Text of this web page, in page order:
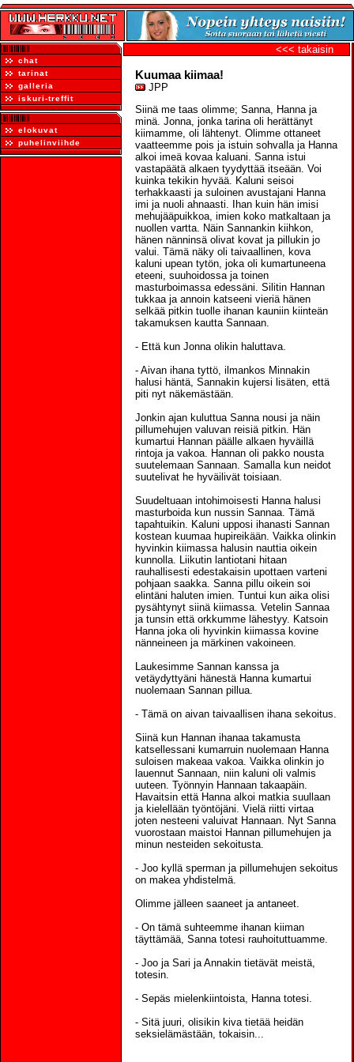
chat
tarinat
galleria
iskuri-treffit
elokuvat
puhelinviihde
<<< takaisin
Kuumaa kiimaa!
JPP
Siinä me taas olimme; Sanna, Hanna ja
minä. Jonna, jonka tarina oli herättänyt
kiimamme, oli lähtenyt. Olimme ottaneet
vaatteemme pois ja istuin sohvalla ja Hanna
alkoi imeä kovaa kaluani. Sanna istui
vastapäätä alkaen tyydyttää itseään. Voi
kuinka tekikin hyvää. Kaluni seisoi
terhakkaasti ja suloinen avustajani Hanna
imi ja nuoli ahnaasti. Ihan kuin hän imisi
mehujääpuikkoa, imien koko matkaltaan ja
nuollen vartta. Näin Sannankin kiihkon,
hänen nänninsä olivat kovat ja pillukin jo
valui. Tämä näky oli taivaallinen, kova
kaluni upean tytön, joka oli kumartuneena
eteeni, suuhoidossa ja toinen
masturboimassa edessäni. Silitin Hannan
tukkaa ja annoin katseeni vieriä hänen
selkää pitkin tuolle ihanan kauniin kiinteän
takamuksen kautta Sannaan.
- Että kun Jonna olikin haluttava.
- Aivan ihana tyttö, ilmankos Minnakin
halusi häntä, Sannakin kujersi lisäten, että
piti nyt näkemästään.
Jonkin ajan kuluttua Sanna nousi ja näin
pillumehujen valuvan reisiä pitkin. Hän
kumartui Hannan päälle alkaen hyväillä
rintoja ja vakoa. Hannan oli pakko nousta
suutelemaan Sannaan. Samalla kun neidot
suutelivat he hyväilivät toisiaan.
Suudeltuaan intohimoisesti Hanna halusi
masturboida kun nussin Sannaa. Tämä
tapahtuikin. Kaluni upposi ihanasti Sannan
kostean kuumaa hupireikään. Vaikka olinkin
hyvinkin kiimassa halusin nauttia oikein
kunnolla. Liikutin lantiotani hitaan
rauhallisesti edestakaisin upottaen varteni
pohjaan saakka. Sanna pillu oikein soi
elintäni haluten imien. Tuntui kun aika olisi
pysähtynyt siinä kiimassa. Vetelin Sannaa
ja tunsin että orkkumme lähestyy. Katsoin
Hanna joka oli hyvinkin kiimassa kovine
nänneineen ja märkinen vakoineen.
Laukesimme Sannan kanssa ja
vetäydyttyäni hänestä Hanna kumartui
nuolemaan Sannan pillua.
- Tämä on aivan taivaallisen ihana sekoitus.
Siinä kun Hannan ihanaa takamusta
katsellessani kumarruin nuolemaan Hanna
suloisen makeaa vakoa. Vaikka olinkin jo
lauennut Sannaan, niin kaluni oli valmis
uuteen. Työnnyin Hannaan takaapäin.
Havaitsin että Hanna alkoi matkia suullaan
ja kielellään työntöjäni. Vielä riitti virtaa
joten nesteeni valuivat Hannaan. Nyt Sanna
vuorostaan maistoi Hannan pillumehujen ja
minun nesteiden sekoitusta.
- Joo kyllä sperman ja pillumehujen sekoitus
on makea yhdistelmä.
Olimme jälleen saaneet ja antaneet.
- On tämä suhteemme ihanan kiiman
täyttämää, Sanna totesi rauhoituttuamme.
- Joo ja Sari ja Annakin tietävät meistä,
totesin.
- Sepäs mielenkiintoista, Hanna totesi.
- Sitä juuri, olisikin kiva tietää heidän
seksielämästään, tokaisin...